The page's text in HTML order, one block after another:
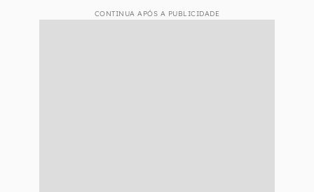
CONTINUA APÓS A PUBLICIDADE